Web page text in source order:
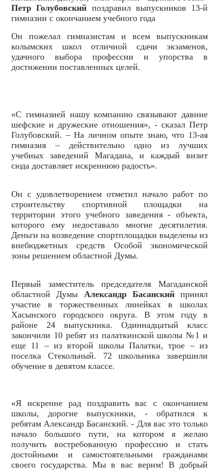
Петр Голубовский поздравил выпускников 13-й
гимназии с окончанием учебного года
Он пожелал гимназистам и всем выпускникам
колымских школ отличной сдачи экзаменов,
удачного выбора профессии и упорства в
достижении поставленных целей.
«С гимназией нашу компанию связывают давние
шефские и дружеские отношения», - сказал Петр
Голубовский. – На личном опыте знаю, что 13-ая
гимназия – действительно одно из лучших
учебных заведений Магадана, и каждый визит
сюда доставляет искреннюю радость».
Он с удовлетворением отметил начало работ по
строительству спортивной площадки на
территории этого учебного заведения - объекта,
которого ему недоставало многие десятилетия.
Деньги на возведение спортплощадки выделены из
внебюджетных средств Особой экономической
зоны решением областной Думы.
Первый заместитель председателя Магаданской
областной Думы Александр Басанскийпринял
участие в торжественных линейках в школах
Хасынского городского округа. В этом году в
районе 24 выпускника. Одиннадцатый класс
закончили 10 ребят из палаткинской школы №1 и
еще 11 – из второй школы Палатки, трое – из
поселка Стекольный. 72 школьника завершили
обучение в девятом классе.
«Я искренне рад поздравить вас с окончанием
школы, дорогие выпускники, - обратился к
ребятам Александр Басанский. - Для вас это только
начало большого пути, на котором я желаю
получить востребованную профессию и стать
достойными и самостоятельными гражданами
своего государства. Мы в вас верим! В добрый